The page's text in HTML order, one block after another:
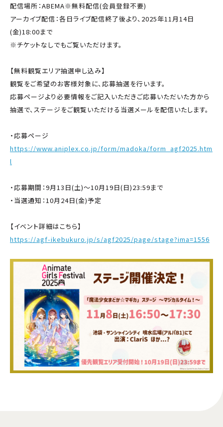
配信場所：ABEMA※無料配信(会員登録不要)
アーカイブ配信：各日ライブ配信終了後より、2025年11月14日
(金)18:00まで
※チケットなしでもご覧いただけます。
【無料観覧エリア抽選申し込み】
観覧をご希望のお客様対象に、応募抽選を行います。
応募ページより必要情報をご記入いただきご応募いただいた方から
抽選で、ステージをご観覧いただける当選メールを配信いたします。
・応募ページ
https://www.aniplex.co.jp/form/madoka/form_agf2025.htm
l
・応募期間：9月13日(土)～10月19日(日)23:59まで
・当選通知：10月24日(金)予定
【イベント詳細はこちら】
https://agf-ikebukuro.jp/s/agf2025/page/stage?ima=1556